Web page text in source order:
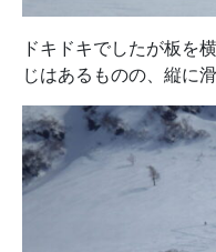
ドキドキでしたが板を
じはあるものの、縦に